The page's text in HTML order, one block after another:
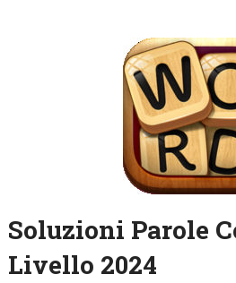
Soluzioni Parole
Livello 2024